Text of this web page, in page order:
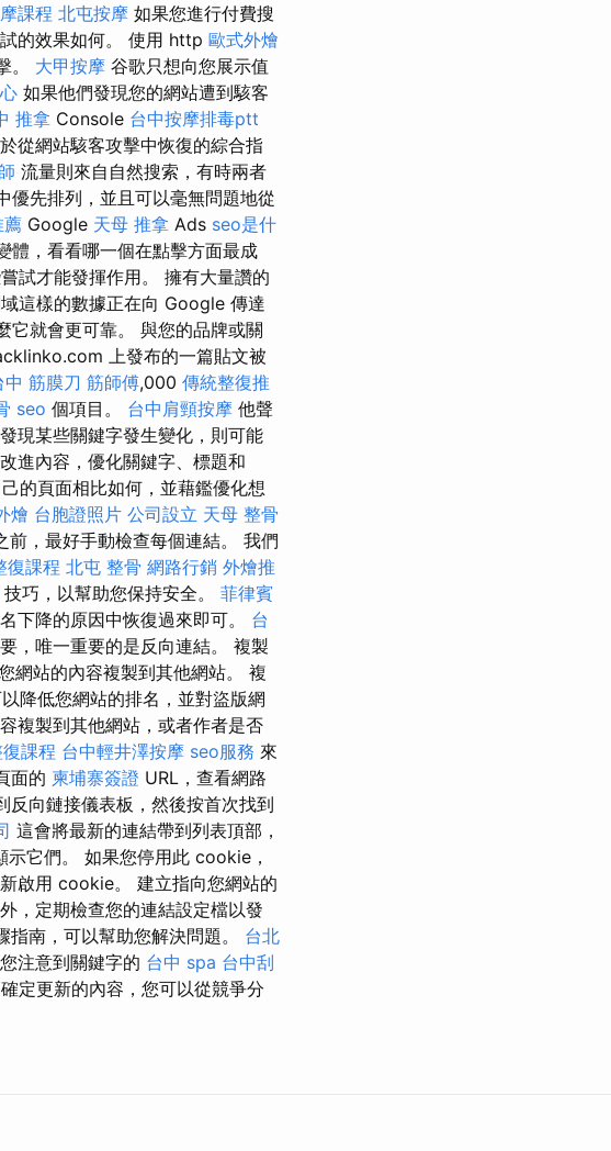
課程 北屯按摩 如果您進行付費搜
的效果如何。 使用 http 歐式外燴
。 大甲按摩 谷歌只想向您展示值
如果他們發現您的網站遭到駭客
推拿 Console 台中按摩排毒ptt
從網站駭客攻擊中恢復的綜合指
流量則來自自然搜索，有時兩者
優先排列，並且可以毫無問題地從
薦 Google 天母 推拿 Ads seo是什
體，看看哪一個在點擊方面最成
試才能發揮作用。 擁有大量讚的
這樣的數據正在向 Google 傳達
它就會更可靠。 與您的品牌或關
上發布的一篇貼文被
中 筋膜刀 筋師傅,000 傳統整復推
seo 個項目。 台中肩頸按摩 他聲
現某些關鍵字發生變化，則可能
進內容，優化關鍵字、標題和
的頁面相比如何，並藉鑑優化想
燴 台胞證照片 公司設立 天母 整骨
前，最好手動檢查每個連結。 我們
復課程 北屯 整骨 網路行銷 外燴推
技巧，以幫助您保持安全。 菲律賓
降的原因中恢復過來即可。 台
，唯一重要的是反向連結。 複製
網站的內容複製到其他網站。 複
降低您網站的排名，並對盜版網
複製到其他網站，或者作者是否
課程 台中輕井澤按摩 seo服務 來
面的 柬埔寨簽證 URL，查看網路
反向鏈接儀表板，然後按首次找到
這會將最新的連結帶到列表頂部，
它們。 如果您停用此 cookie，
啟用 cookie。 建立指向您網站的
，定期檢查您的連結設定檔以發
指南，可以幫助您解決問題。 台北
注意到關鍵字的 台中 spa 台中刮
定更新的內容，您可以從競爭分